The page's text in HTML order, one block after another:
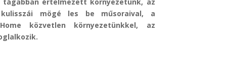
kulisszái mögé les be műsoraival, a
közvetlen környezetünkkel, az